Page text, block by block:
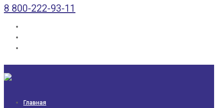
8 800-222-93-11
Главная